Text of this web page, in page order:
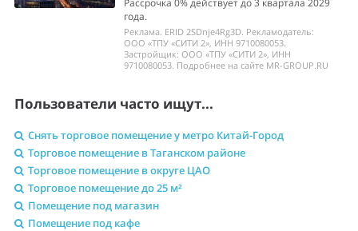
Рассрочка 0% действует до 3 квартала 2029
года.
Реклама. ERID 2SDnje4Rg3D. Рекламодатель:
ООО «ТПУ «СИТИ 2», ИНН 9710080053.
Застройщик: ООО «ТПУ «СИТИ 2», ИНН
9710080053. Подробнее на сайте MR-GROUP.RU
Пользователи часто ищут...
Снять торговое помещение у метро Китай-Город
Торговое помещение в Таганском районе
Торговое помещение в округе ЦАО
Торговое помещение до 25 м²
Помещение под магазин
Помещение под кафе